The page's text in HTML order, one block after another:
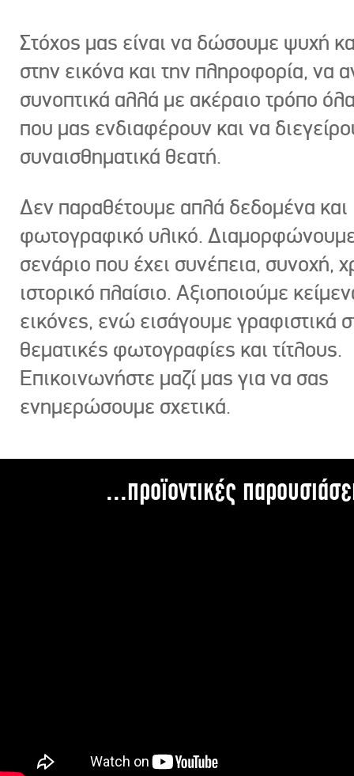
Στόχος μας είναι να δώσουμε ψυχή
στην εικόνα και την πληροφορία, να
συνοπτικά αλλά με ακέραιο τρόπο
που μας ενδιαφέρουν και να
συναισθηματικά θεατή.
Δεν παραθέτουμε απλά δεδομένα και
φωτογραφικό υλικό.
σενάριο που έχει συνέπεια, συνοχή,
ιστορικό πλαίσιο. Αξιοποιούμε
εικόνες, ενώ εισάγουμε γραφιστικά
θεματικές φωτογραφίες και τίτλους.
Επικοινωνήστε μαζί μας για να σας
ενημερώσουμε σχετικά.
...προϊοντικές